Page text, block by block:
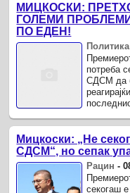
МИЦКОСКИ:
ГОЛЕМИ
ПО ЕДЕН!
Политика
потреба
СДСМ да
Мицкоски: „Не
СДСМ“, но сепак
Рацин -
секогаш